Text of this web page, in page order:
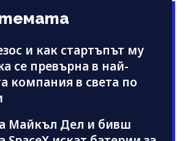
и как стартъпът му
се превърна в най-
компания в света по
Майкъл Дeл и бивш